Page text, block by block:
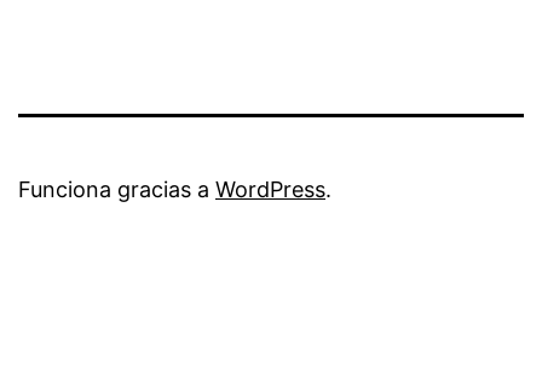
Funciona gracias a WordPress.